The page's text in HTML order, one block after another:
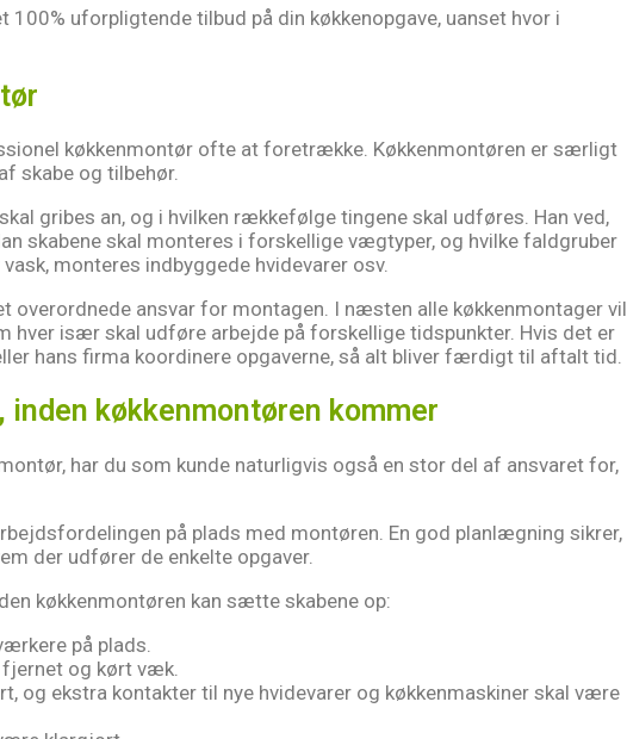
100% uforpligtende tilbud på din køkkenopgave, uanset hvor i
køkkenmontør ofte at foretrække. Køkkenmontøren er særligt
skabe og tilbehør.
gribes an, og i hvilken rækkefølge tingene skal udføres. Han ved,
skabene skal monteres i forskellige vægtyper, og hvilke faldgruber
monteres indbyggede hvidevarer osv.
overordnede ansvar for montagen. I næsten alle køkkenmontager vil
hver især skal udføre arbejde på forskellige tidspunkter. Hvis det er
hans firma koordinere opgaverne, så alt bliver færdigt til aftalt tid.
inden køkkenmontøren kommer
har du som kunde naturligvis også en stor del af ansvaret for,
på plads med montøren. En god planlægning sikrer,
der udfører de enkelte opgaver.
køkkenmontøren kan sætte skabene op:
på plads.
og kørt væk.
og ekstra kontakter til nye hvidevarer og køkkenmaskiner skal være